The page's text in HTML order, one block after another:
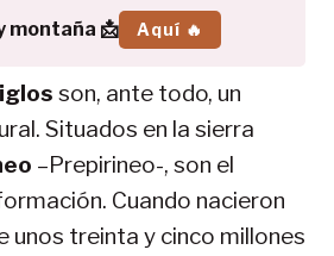
montaña 📩 Aquí 🔥
son, ante todo, un
Situados en la sierra
–Prepirineo-, son el
Cuando nacieron
unos treinta y cinco millones